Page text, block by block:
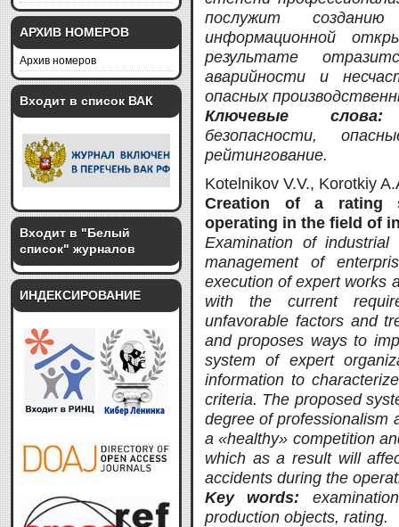
АРХИВ НОМЕРОВ
Архив номеров
Входит в список ВАК
Входит в "Белый
список" журналов
ИНДЕКСИРОВАНИЕ
послужит
информационной
результате
аварийности и
опасных
Ключевые
безопасности,
рейтингование.
Kotelnikov V.V., Korotkiy
Creation of a rating
operating in the field of
Examination of
management of
execution of expert works
with the current
unfavorable factors and
and proposes ways to
system of expert
information to
criteria. The proposed
degree of professionalism
a «healthy» competition
which as a result will
accidents during the
Key words:
production objects, rating.